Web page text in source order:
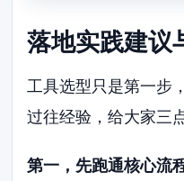
落地实践建议
工具选型只是第一步
过往经验，给大家三
第一，先跑通核心流